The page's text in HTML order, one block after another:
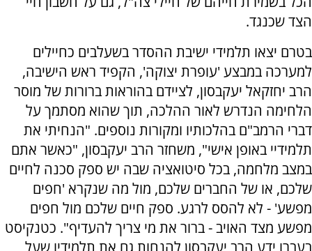
הצד שכנגד.
בטרם יצאו תלמידי ישיבת ההסדר בשעלבים כחיילים
למערכה במבצע 'עופרת יצוקה', הקפיד ראש הישיבה,
הרב יחזקאל יעקבסון, לציידם בהוראות ברורות של מוסר
הלחימה הנדרש לאור ההלכה, תוך שהוא מסתמך על
דברי הרמב"ם בהלכותיו ומקורות נוספים. "הנחיתי את
תלמידיי באופן אישי", משחזר הרב יעקבסון, "כאשר אתם
במצב מלחמה, בכל סיטואציה שבה יש ספק סכנה לחיים
שלכם, או של החברים שלכם, מול מה שנקרא 'חפים
מפשע' - לא להסס לרגע. ספק חיים שלכם מול חפים
מפשע מצד האויב - ברור את מי צריך להעדיף". כטנקיסט
בעברו ידע הרב יעקבסון להנחות גם את תלמידיו שעל